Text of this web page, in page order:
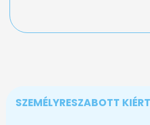
SZEMÉLYRESZABOTT